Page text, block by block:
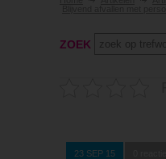
ZOEK
23 SEP 15